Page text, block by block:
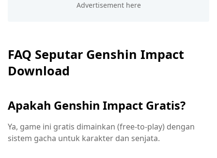
FAQ Seputar Genshin Impact
Download
Apakah Genshin Impact Gratis?
Ya, game ini gratis dimainkan (free-to-play) dengan
sistem gacha untuk karakter dan senjata.